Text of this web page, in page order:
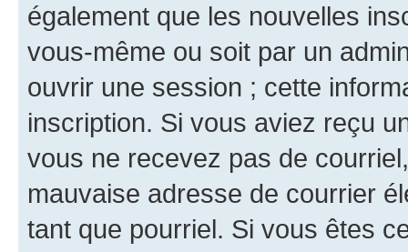
également que les nouvelles
vous-même ou soit par un
ouvrir une session ; cette
inscription. Si vous aviez reçu
vous ne recevez pas de
mauvaise adresse de courrier
tant que pourriel. Si vous êtes